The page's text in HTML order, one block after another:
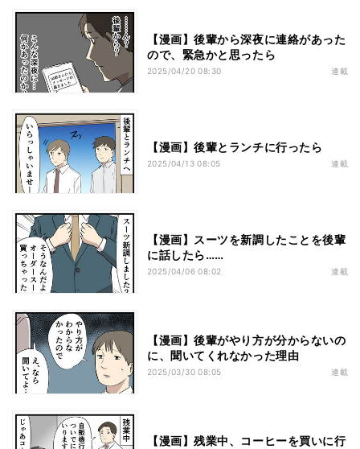
【漫画】後輩から深夜に連絡があった
ので、緊急かと思ったら
2025/04/20 08:30 連載
【漫画】後輩とランチに行ったら
2025/04/13 08:05 連載
【漫画】スーツを新調したことを後輩
に話したら……
2025/04/06 08:02 連載
【漫画】後輩がやり方が分からないの
に、聞いてくれなかった理由
2025/03/30 08:05 連載
【漫画】残業中、コーヒーを買いに行